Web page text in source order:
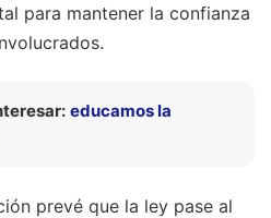
para mantener la confianza
educamos la
prevé que la ley pase al